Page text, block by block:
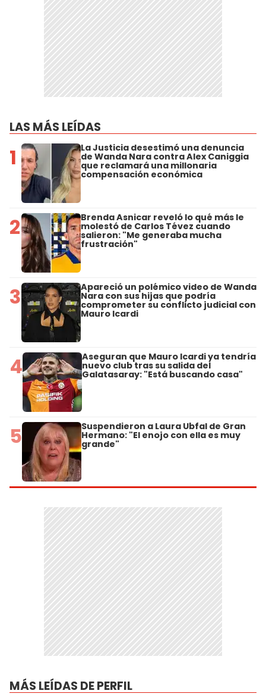
LAS MÁS LEÍDAS
1 La Justicia desestimó una denuncia
de Wanda Nara contra Alex Caniggia
que reclamará una millonaria
compensación económica
2 Brenda Asnicar reveló lo qué más le
molestó de Carlos Tévez cuando
salieron: "Me generaba mucha
frustración"
3 Apareció un polémico video de Wanda
Nara con sus hijas que podría
comprometer su conflicto judicial con
Mauro Icardi
4 Aseguran que Mauro Icardi ya tendría
nuevo club tras su salida del
Galatasaray: "Está buscando casa"
5 Suspendieron a Laura Ubfal de Gran
Hermano: "El enojo con ella es muy
grande"
MÁS LEÍDAS DE PERFIL